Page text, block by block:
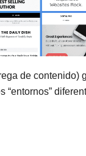
de contenido)